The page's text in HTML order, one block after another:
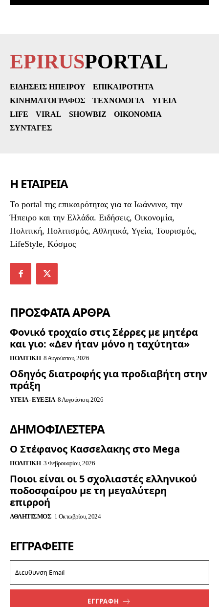
EPIRUSPORTAL
ΕΙΔΉΣΕΙΣ ΗΠΕΊΡΟΥ
ΕΠΙΚΑΙΡΌΤΗΤΑ
ΚΙΝΗΜΑΤΟΓΡΆΦΟΣ
ΤΕΧΝΟΛΟΓΊΑ
ΥΓΕΊΑ
LIFE
VIRAL SHOWBIZ
ΟΙΚΟΝΟΜΊΑ
ΣΥΝΤΑΓΈΣ
Η ΕΤΑΙΡΕΙΑ
To portal της επικαιρότητας για τα Ιωάννινα, την
Ήπειρο και την Ελλάδα. Ειδήσεις, Οικονομία,
Πολιτική, Πολιτισμός, Αθλητικά, Υγεία, Τουρισμός,
LifeStyle, Κόσμος
ΠΡΟΣΦΑΤΑ ΑΡΘΡΑ
Φονικό τροχαίο στις Σέρρες με μητέρα
και γιο: «Δεν ήταν μόνο η ταχύτητα»
ΠΟΛΙΤΙΚΉ 8 Αυγούστου, 2026
Οδηγός διατροφής για προδιαβήτη στην
πράξη
ΥΓΕΊΑ - ΕΥΕΞΊΑ 8 Αυγούστου, 2026
ΔΗΜΟΦΙΛΈΣΤΕΡΑ
Ο Στέφανος Κασσελακης στο Mega
ΠΟΛΙΤΙΚΉ 3 Φεβρουαρίου, 2026
Ποιοι είναι οι 5 σχολιαστές ελληνικού
ποδοσφαίρου με τη μεγαλύτερη
επιρροή
ΑΘΛΗΤΙΣΜΌΣ 1 Οκτωβρίου, 2024
ΕΓΓΡΑΦΕΊΤΕ
ΕΓΓΡΑΦΗ